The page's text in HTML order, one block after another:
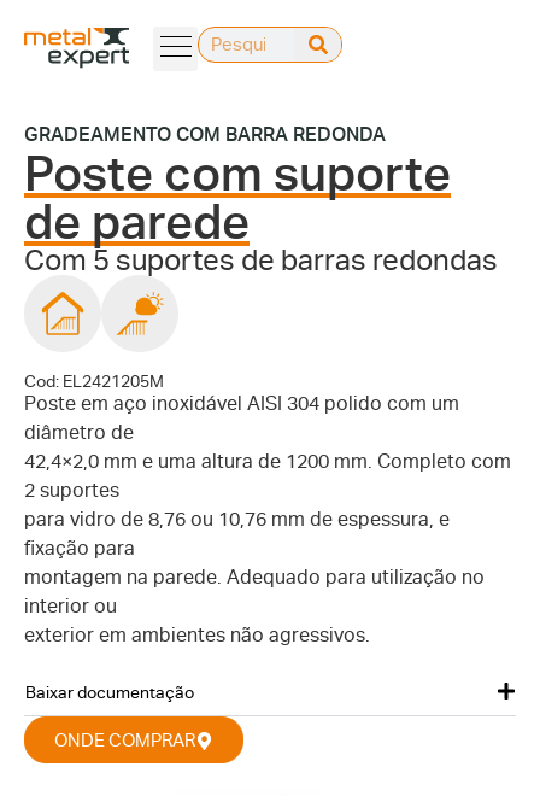
GRADEAMENTO COM BARRA REDONDA
Poste com suporte
de parede
Com 5 suportes de barras redondas
Cod: EL2421205M
Poste em aço inoxidável AISI 304 polido com um
diâmetro de
42,4×2,0 mm e uma altura de 1200 mm. Completo com
2 suportes
para vidro de 8,76 ou 10,76 mm de espessura, e
fixação para
montagem na parede. Adequado para utilização no
interior ou
exterior em ambientes não agressivos.
Baixar documentação
ONDE COMPRAR